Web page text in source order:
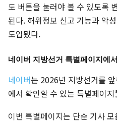
도 버튼을 눌러야 볼 수 있도록
된다. 허위정보 신고 기능과 악
도입됐다.
네이버 지방선거 특별페이지에
네이버는 2026년 지방선거를
에서 확인할 수 있는 특별페이
이번 특별페이지는 단순 기사